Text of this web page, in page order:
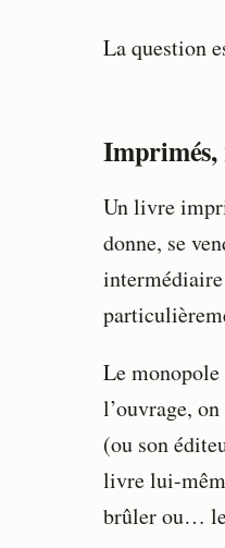
La question
Un livre
donne, se
Le monopole
l’ouvrage,
(ou son
livre lui-
brûler ou…